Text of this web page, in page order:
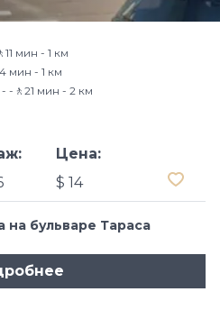
мин - 1 км
мин - 1 км
-🚶21 мин - 2 км
Цена:
$ 14
на бульваре Тараса